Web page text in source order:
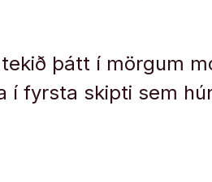
þátt í mörgum
í fyrsta skipti sem